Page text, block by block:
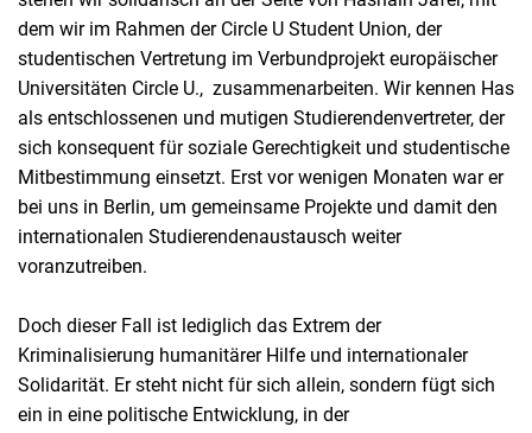
dem wir im Rahmen der Circle U Student Union, der
studentischen Vertretung im Verbundprojekt europäischer
Universitäten Circle U., zusammenarbeiten. Wir kennen Has
als entschlossenen und mutigen Studierendenvertreter, der
sich konsequent für soziale Gerechtigkeit und studentische
Mitbestimmung einsetzt. Erst vor wenigen Monaten war er
bei uns in Berlin, um gemeinsame Projekte und damit den
internationalen Studierendenaustausch weiter
voranzutreiben.
Doch dieser Fall ist lediglich das Extrem der
Kriminalisierung humanitärer Hilfe und internationaler
Solidarität. Er steht nicht für sich allein, sondern fügt sich
ein in eine politische Entwicklung, in der